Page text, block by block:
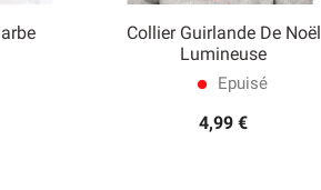
Collier Guirlande De Noël
Lumineuse
lens Epuisé
4,99 €
Aperçu rapide